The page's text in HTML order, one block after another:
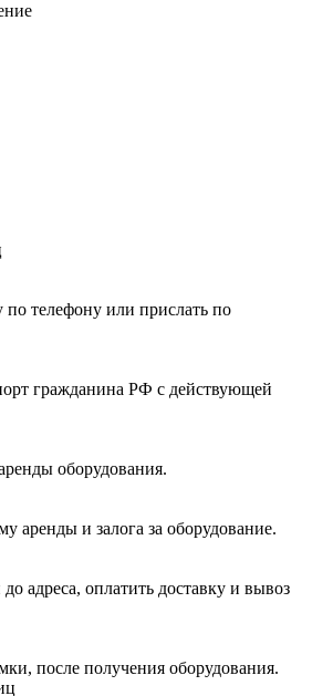
по телефону или прислать по
гражданина РФ с действующей
оборудования.
аренды и залога за оборудование.
адреса, оплатить доставку и вывоз
после получения оборудования.